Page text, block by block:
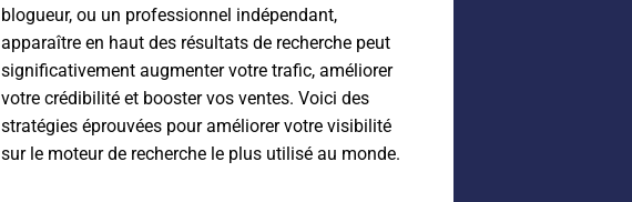
blogueur, ou un professionnel indépendant,
apparaître en haut des résultats de recherche peut
significativement augmenter votre trafic, améliorer
votre crédibilité et booster vos ventes. Voici des
stratégies éprouvées pour améliorer votre visibilité
sur le moteur de recherche le plus utilisé au monde.